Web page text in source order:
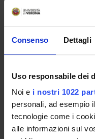
Consenso Dettagli
Uso responsabile dei
Noi e i nostri 1022
personali, ad esempio
tecnologie come i
alle informazioni sul
Housing service
Documents
COURSES
PHD PROGRAMMES
TRAINING